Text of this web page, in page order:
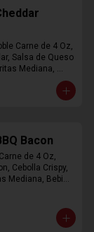
Carne de 4 Oz,
Salsa de Queso
Mediana,
Bacon
de 4 Oz,
Cebolla Crispy,
Mediana, Bebida